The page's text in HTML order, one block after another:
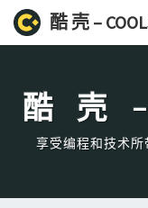
酷 壳 –
酷 壳
享受编程和技术